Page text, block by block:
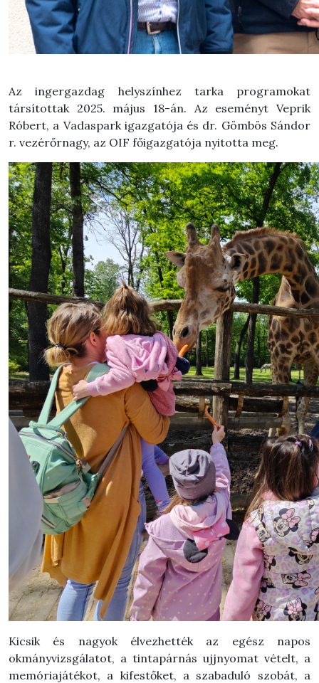
Az ingergazdag helyszínhez tarka programokat
társítottak 2025. május 18-án. Az eseményt Veprik
Róbert, a Vadaspark igazgatója és dr. Gömbös Sándor
r. vezérőrnagy, az OIF főigazgatója nyitotta meg.
Kicsik és nagyok élvezhették az egész napos
okmányvizsgálatot, a tintapárnás ujjnyomat vételt, a
memóriajátékot, a kifestőket, a szabaduló szobát, a